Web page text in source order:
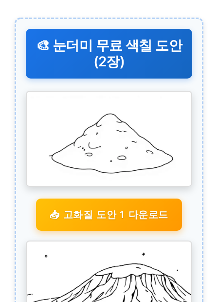
🎨 눈더미 무료 색칠 도안
(2장)
📥 고화질 도안 1 다운로드